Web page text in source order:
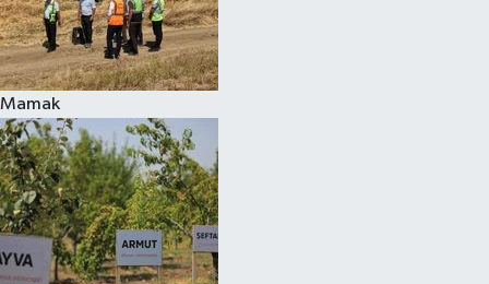
Mamak